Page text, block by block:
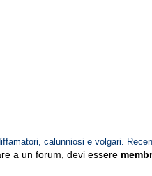
calunniosi e volgari.
a un forum, devi essere